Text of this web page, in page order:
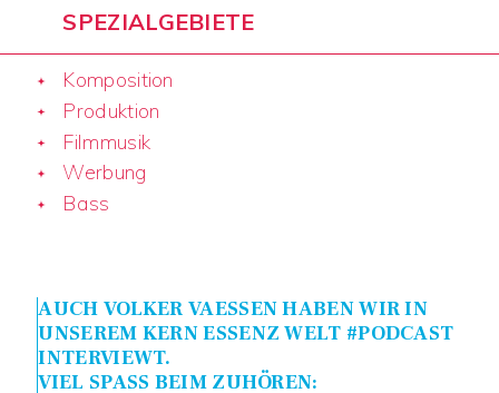
SPEZIALGEBIETE
Komposition
Produktion
Filmmusik
Werbung
Bass
AUCH VOLKER VAESSEN HABEN WIR IN
UNSEREM KERN ESSENZ WELT #PODCAST
INTERVIEWT.
VIEL SPASS BEIM ZUHÖREN: